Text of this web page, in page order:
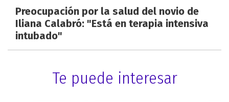
Preocupación por la salud del novio de
Iliana Calabró: "Está en terapia intensiva
intubado"
Te puede interesar